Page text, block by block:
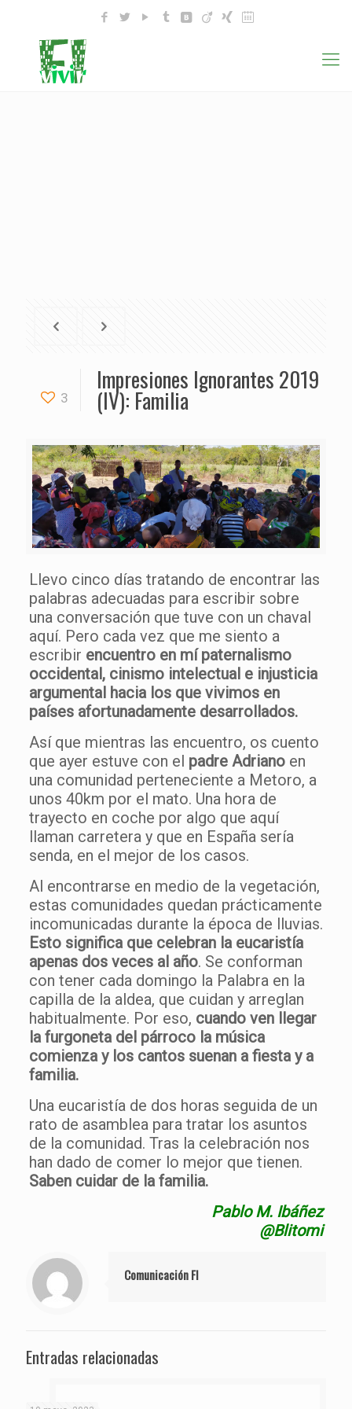
3
Impresiones Ignorantes 2019
(IV): Familia
Llevo cinco días tratando de encontrar las
palabras adecuadas para escribir sobre
una conversación que tuve con un chaval
aquí. Pero cada vez que me siento a
escribir encuentro en mí paternalismo
occidental, cinismo intelectual e injusticia
argumental hacia los que vivimos en
países afortunadamente desarrollados.
Así que mientras las encuentro, os cuento
que ayer estuve con el padre Adrianoen
una comunidad perteneciente a Metoro, a
unos 40km por el mato. Una hora de
trayecto en coche por algo que aquí
llaman carretera y que en España sería
senda, en el mejor de los casos.
Al encontrarse en medio de la vegetación,
estas comunidades quedan prácticamente
incomunicadas durante la época de lluvias.
Esto significa que celebran la eucaristía
apenas dos veces al año. Se conforman
con tener cada domingo la Palabra en la
capilla de la aldea, que cuidan y arreglan
habitualmente. Por eso, cuando ven llegar
la furgoneta del párroco la música
comienza y los cantos suenan a fiesta y a
familia.
Una eucaristía de dos horas seguida de un
rato de asamblea para tratar los asuntos
de la comunidad. Tras la celebración nos
han dado de comer lo mejor que tienen.
Saben cuidar de la familia.
Pablo M. Ibáñez
@Blitomi
Comunicación FI
Entradas relacionadas